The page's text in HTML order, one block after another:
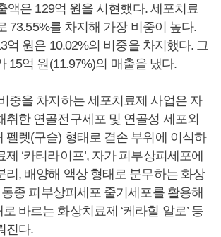
액은 129억 원을 시현했다. 세포치료
73.55%를 차지해 가장 비중이 높다.
억 원은 10.02%의 비중을 차지했다. 그
15억 원(11.97%)의 매출을 냈다.
중을 차지하는 세포치료제 사업은 자
취한 연골전구세포 및 연골성 세포외
펠렛(구슬) 형태로 결손 부위에 이식하
‘카티라이프’, 자가 피부상피세포에
리, 배양해 액상 형태로 분무하는 화상
동종 피부상피세포 줄기세포를 활용해
바르는 화상치료제 ‘케라힐 알로’ 등
진다.